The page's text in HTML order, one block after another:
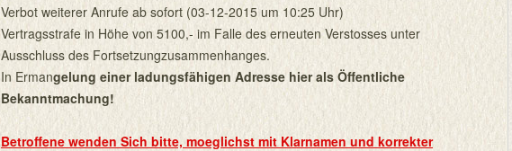
Verbot weiterer Anrufe ab sofort (03-12-2015 um 10:25 Uhr)
Vertragsstrafe in Höhe von 5100,- im Falle des erneuten Verstosses unter
Ausschluss des Fortsetzungzusammenhanges.
In Ermangelung einer ladungsfähigen Adresse hier als Öffentliche
Bekanntmachung!
Betroffene wenden Sich bitte, moeglichst mit Klarnamen und korrekter